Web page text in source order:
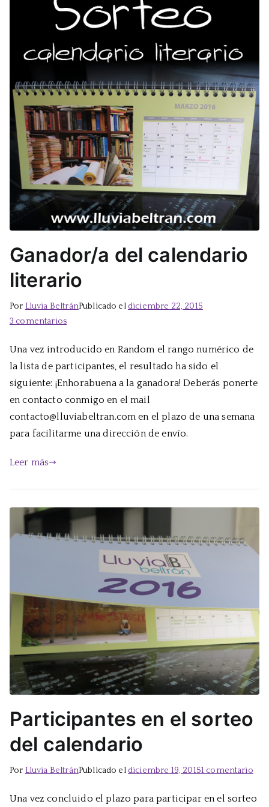
Ganador/a del calendario
literario
Por Lluvia BeltránPublicado el diciembre 22, 2015
3 comentariosen
del
calendario
literario
Una vez introducido en Random el rango numérico de
la lista de participantes, el resultado ha sido el
siguiente: ¡Enhorabuena a la ganadora! Deberás ponerte
en contacto conmigo en el mail
contacto@lluviabeltran.com en el plazo de una semana
para facilitarme una dirección de envío.
Leer más
Participantes en el sorteo
del calendario
Por Lluvia BeltránPublicado el diciembre 19, 20151 comentarioen
en
Una vez concluido el plazo para participar en el sorteo